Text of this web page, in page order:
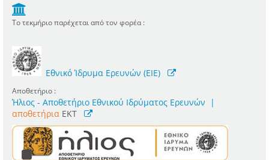
Το τεκμήριο παρέχεται από τον φορέα :
Εθνικό Ίδρυμα Ερευνών (ΕΙΕ)
Αποθετήριο :
Ήλιος - Αποθετήριο Εθνικού Ιδρύματος Ερευνών
|
αποθετήρια EKT